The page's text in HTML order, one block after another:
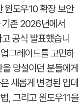
윈도우10 확장 보안
존 2026년에서
공식 발표했습니
그레이드를 고민하
망설이던 분들에게
새롭게 변경된 업데
, 그리고 윈도우11을